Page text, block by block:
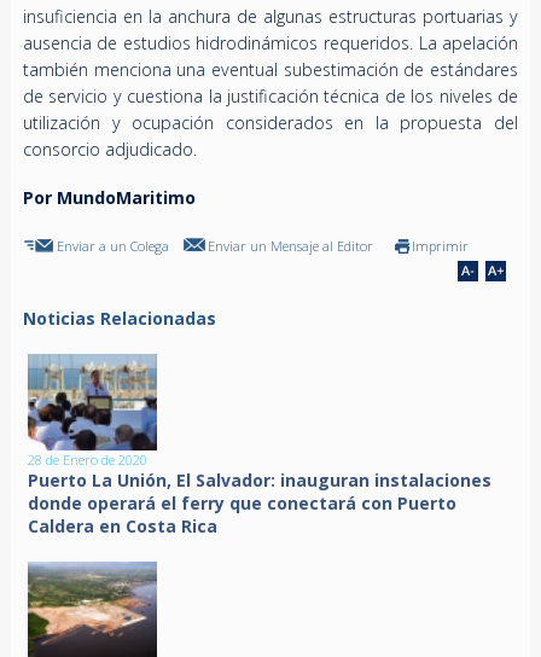
insuficiencia en la anchura de algunas estructuras portuarias y
ausencia de estudios hidrodinámicos requeridos. La apelación
también menciona una eventual subestimación de estándares
de servicio y cuestiona la justificación técnica de los niveles de
utilización y ocupación considerados en la propuesta del
consorcio adjudicado.
Por MundoMaritimo
Enviar a un Colega Enviar un Mensaje al Editor Imprimir
Noticias Relacionadas
28 de Enero de 2020
Puerto La Unión, El Salvador: inauguran instalaciones
donde operará el ferry que conectará con Puerto
Caldera en Costa Rica